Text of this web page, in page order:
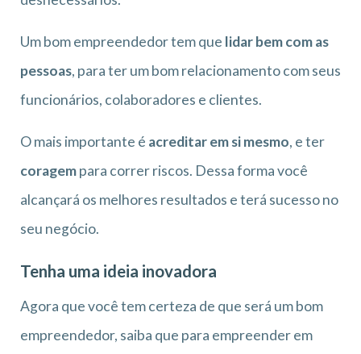
Um bom empreendedor tem que lidar bem com as
pessoas, para ter um bom relacionamento com seus
funcionários, colaboradores e clientes.
O mais importante é acreditar em si mesmo, e ter
coragempara correr riscos. Dessa forma você
alcançará os melhores resultados e terá sucesso no
seu negócio.
Tenha uma ideia inovadora
Agora que você tem certeza de que será um bom
empreendedor, saiba que para empreender em